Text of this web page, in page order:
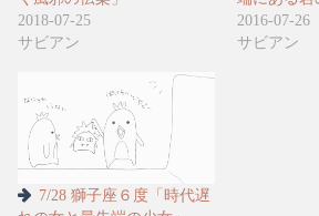
2018-07-25
サビアン
2016-07-26
サビアン
7/28 獅子座６度「時代遅